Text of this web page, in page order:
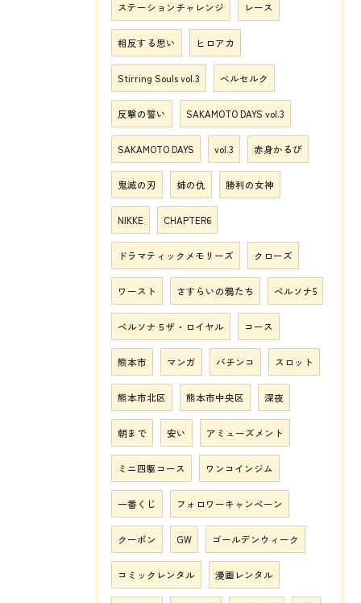
ステーションチャレンジ レース
相反する思い ヒロアカ
Stirring Souls vol.3 ベルセルク
反撃の誓い SAKAMOTO DAYS vol.3
SAKAMOTO DAYS vol.3 赤身かるび
鬼滅の刃 姉の仇 勝利の女神
NIKKE CHAPTER6
ドラマティックメモリーズ クローズ
ワースト さすらいの鴉たち ペルソナ5
ペルソナ５ザ・ロイヤル コース
熊本市 マンガ パチンコ スロット
熊本市北区 熊本市中央区 深夜
朝まで 安い アミューズメント
ミニ四駆コース ワンコインジム
一番くじ フォロワーキャンペーン
クーポン GW ゴールデンウィーク
コミックレンタル 漫画レンタル